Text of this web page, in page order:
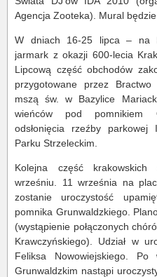
Agencja Zooteka). Mural
W dniach 16-25 lipca – na
jarmark z okazji 600-lecia
Lipcową część obchodów
przygotowane przez
mszą św. w Bazylice
wieńców pod pomnikiem
odsłonięcia rzeźby
Parku Strzeleckim.
Kolejna część
wrześniu. 11 września na
zostanie uroczystość
pomnika Grunwaldzkiego.
(wystąpienie połączonych
Krawczyńskiego). Udział w
Feliksa Nowowiejskiego. Po
Grunwaldzkim nastąpi